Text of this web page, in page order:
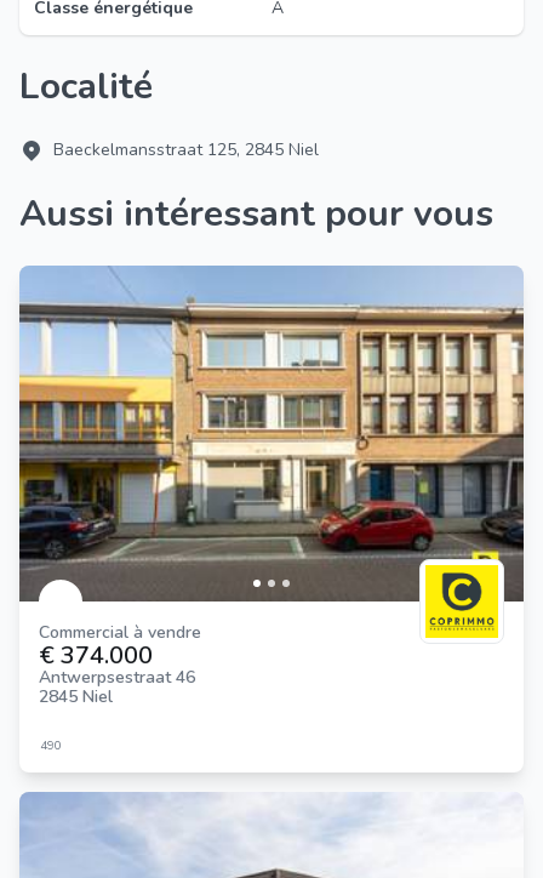
Classe énergétique A
Localité
Baeckelmansstraat 125, 2845 Niel
Aussi intéressant pour vous
Commercial à vendre
€ 374.000
Antwerpsestraat 46
2845 Niel
490